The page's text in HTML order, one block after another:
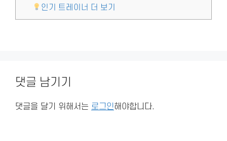
인기 트레이너 더 보기
댓글 남기기
댓글을 달기 위해서는 로그인해야합니다.